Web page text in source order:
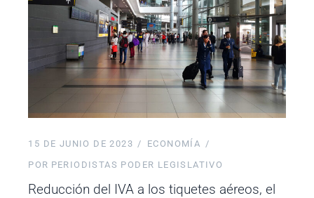
15 DE JUNIO DE 2023
ECONOMÍA
POR PERIODISTAS PODER LEGISLATIVO
Reducción del IVA a los tiquetes aéreos, el